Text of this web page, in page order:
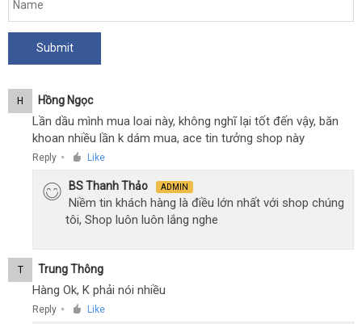
H Hồng Ngọc
Lần dầu mình mua loai này, không nghĩ lại tốt đến vậy, băn
khoan nhiều lần k dám mua, ace tin tưởng shop này
Reply ● Like
BS Thanh Thảo ADMIN
Niềm tin khách hàng là điều lớn nhất với shop chúng
tôi, Shop luôn luôn lắng nghe
T Trung Thông
Hàng Ok, K phải nói nhiều
Reply ● Like